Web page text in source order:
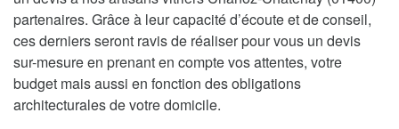
partenaires. Grâce à leur capacité d’écoute et de conseil,
ces derniers seront ravis de réaliser pour vous un devis
sur-mesure en prenant en compte vos attentes, votre
budget mais aussi en fonction des obligations
architecturales de votre domicile.